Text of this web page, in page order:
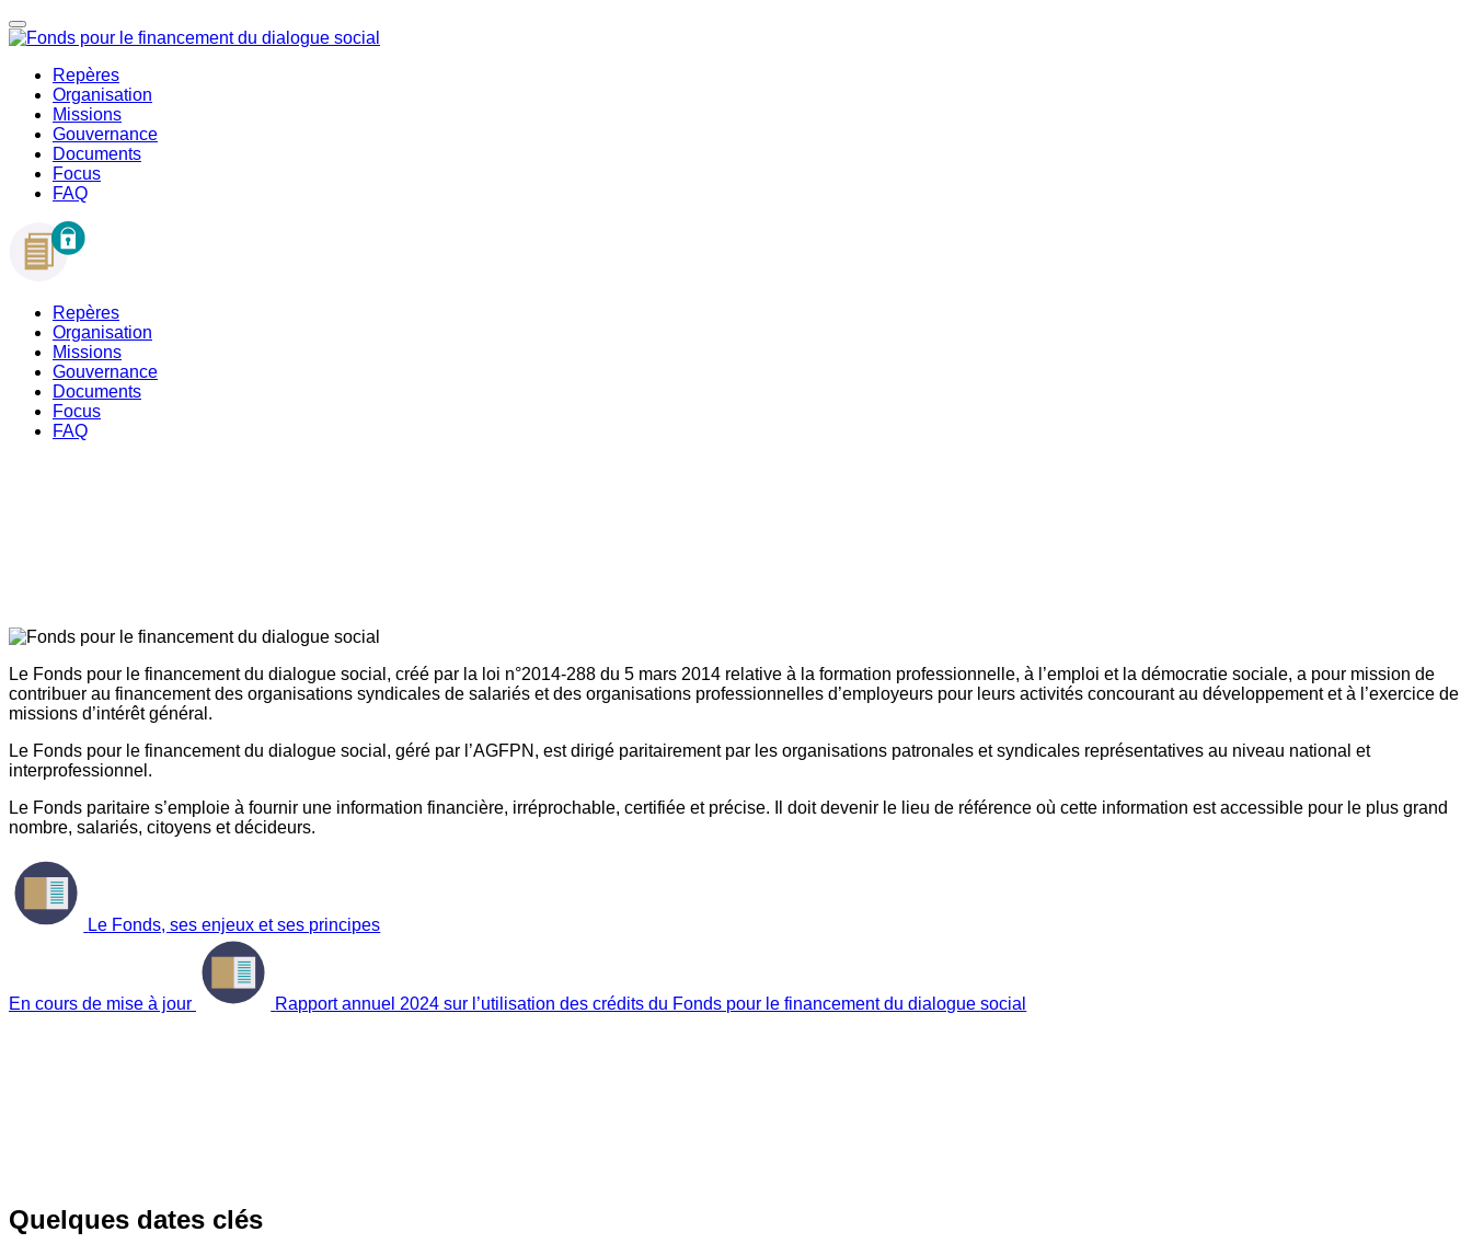
Repères
Organisation
Missions
Gouvernance
Documents
Focus
FAQ
Repères
Organisation
Missions
Gouvernance
Documents
Focus
FAQ
Le Fonds pour le financement du dialogue social, créé par la loi n°2014-288 du 5 mars 2014 relative à la formation professionnelle, à l’emploi et la démocratie sociale, a pour mission de
contribuer au financement des organisations syndicales de salariés et des organisations professionnelles d’employeurs pour leurs activités concourant au développement et à l’exercice de
missions d’intérêt général.
Le Fonds pour le financement du dialogue social, géré par l’AGFPN, est dirigé paritairement par les organisations patronales et syndicales représentatives au niveau national et
interprofessionnel.
Le Fonds paritaire s’emploie à fournir une information financière, irréprochable, certifiée et précise. Il doit devenir le lieu de référence où cette information est accessible pour le plus grand
nombre, salariés, citoyens et décideurs.
Le Fonds, ses enjeux et ses principes
En cours de mise à jour Rapport annuel 2024 sur l’utilisation des crédits du Fonds pour le financement du dialogue social
Quelques dates clés